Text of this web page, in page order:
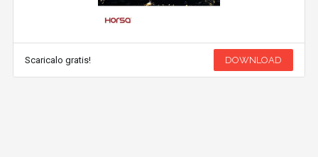
Scaricalo gratis! DOWNLOAD